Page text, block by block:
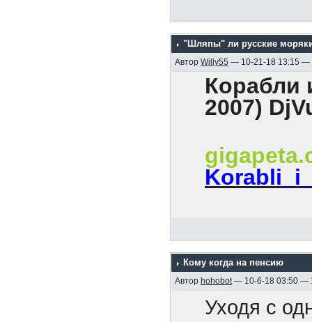
мира!».
каждого
всех
И как все,
Как были
твоим
"Шляпы" ли русские
Автор Willy55 — 10-21-18 13:15 —
Корабли
2007)
1.
2. Гибель
3. Боевые
Кому когда на пенсию
Автор hohobot— 10-6-18 03:50 —
Уходя с